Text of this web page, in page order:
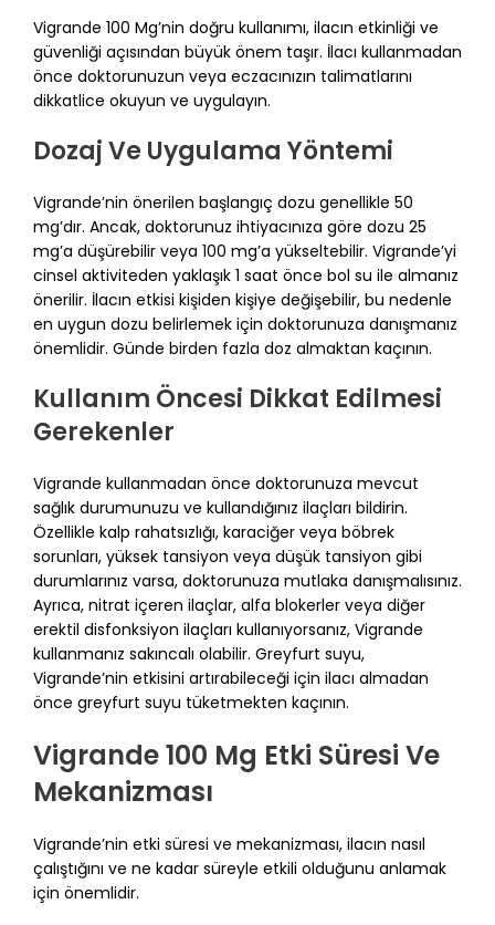
Vigrande 100 Mg’nin doğru kullanımı, ilacın etkinliği ve
güvenliği açısından büyük önem taşır. İlacı kullanmadan
önce doktorunuzun veya eczacınızın talimatlarını
dikkatlice okuyun ve uygulayın.
Dozaj Ve Uygulama Yöntemi
Vigrande’nin önerilen başlangıç dozu genellikle 50
mg’dır. Ancak, doktorunuz ihtiyacınıza göre dozu 25
mg’a düşürebilir veya 100 mg’a yükseltebilir. Vigrande’yi
cinsel aktiviteden yaklaşık 1 saat önce bol su ile almanız
önerilir. İlacın etkisi kişiden kişiye değişebilir, bu nedenle
en uygun dozu belirlemek için doktorunuza danışmanız
önemlidir. Günde birden fazla doz almaktan kaçının.
Kullanım Öncesi Dikkat Edilmesi
Gerekenler
Vigrande kullanmadan önce doktorunuza mevcut
sağlık durumunuzu ve kullandığınız ilaçları bildirin.
Özellikle kalp rahatsızlığı, karaciğer veya böbrek
sorunları, yüksek tansiyon veya düşük tansiyon gibi
durumlarınız varsa, doktorunuza mutlaka danışmalısınız.
Ayrıca, nitrat içeren ilaçlar, alfa blokerler veya diğer
erektil disfonksiyon ilaçları kullanıyorsanız, Vigrande
kullanmanız sakıncalı olabilir. Greyfurt suyu,
Vigrande’nin etkisini artırabileceği için ilacı almadan
önce greyfurt suyu tüketmekten kaçının.
Vigrande 100 Mg Etki Süresi Ve
Mekanizması
Vigrande’nin etki süresi ve mekanizması, ilacın nasıl
çalıştığını ve ne kadar süreyle etkili olduğunu anlamak
için önemlidir.